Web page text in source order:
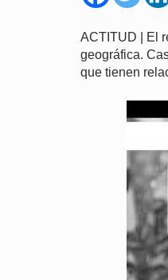
ACTITUD | El
geográfica.
que tienen